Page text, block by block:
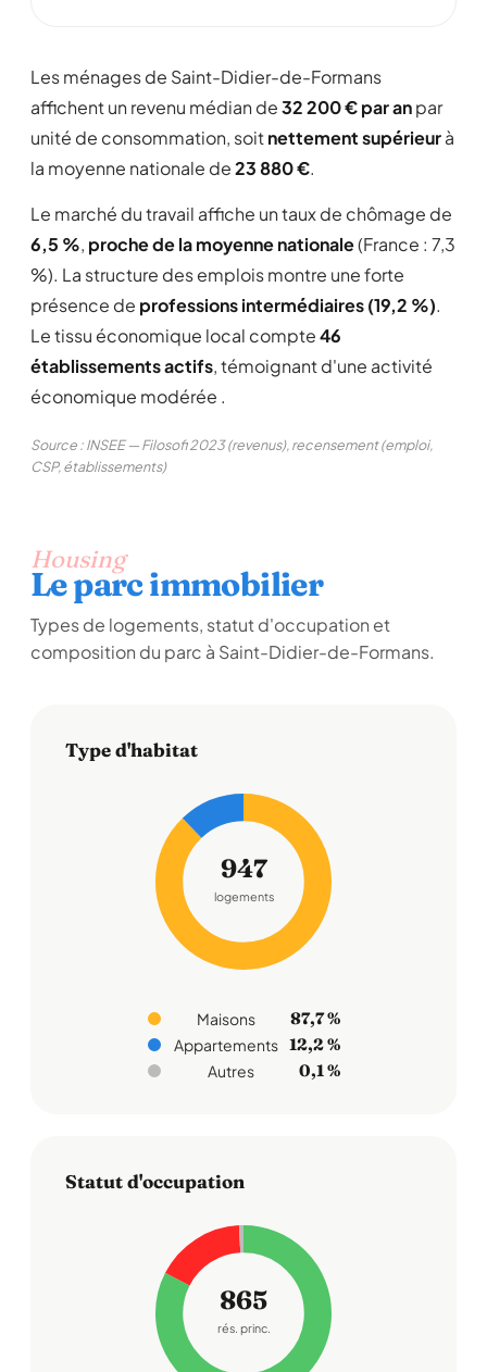
Les ménages de Saint-Didier-de-Formans
affichent un revenu médian de32 200 € par anpar
unité de consommation, soitnettement supérieurà
la moyenne nationale de23 880 €.
Le marché du travail affiche un taux de chômage de
6,5 %, proche de la moyenne nationale(France : 7,3
%). La structure des emplois montre une forte
présence de professions intermédiaires (19,2 %).
Le tissu économique local compte46
établissements actifs, témoignant d'une activité
économique modérée .
Source : INSEE — Filosofi 2023 (revenus), recensement (emploi,
CSP, établissements)
Housing
Le parc immobilier
Types de logements, statut d'occupation et
composition du parc à Saint-Didier-de-Formans.
Type d'habitat
947
logements
Maisons 87,7 %
Appartements 12,2 %
Autres 0,1 %
Statut d'occupation
865
rés. princ.